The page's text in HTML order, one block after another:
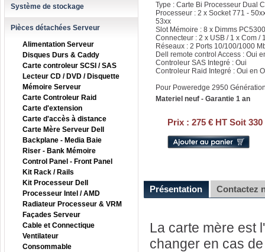
Système de stockage
Pièces détachées Serveur
Alimentation Serveur
Disques Durs & Caddy
Carte controleur SCSI / SAS
Lecteur CD / DVD / Disquette
Mémoire Serveur
Carte Controleur Raid
Carte d'extension
Carte d'accès à distance
Carte Mère Serveur Dell
Backplane - Media Baie
Riser - Bank Mémoire
Control Panel - Front Panel
Kit Rack / Rails
Kit Processeur Dell
Processeur Intel / AMD
Radiateur Processeur & VRM
Façades Serveur
Cable et Connectique
Ventilateur
Consommable
Type : Carte Bi Processeur Dual
Processeur : 2 x Socket 771 -
53xx
Slot Mémoire : 8 x Dimms
Connecteur : 2 x USB / 1 x Com /
Réseaux : 2 Ports 10/100/1000
Dell remote control Access : Oui
Controleur SAS Integré : Oui
Controleur Raid Integré : Oui en
Pour Poweredge 2950
Materiel neuf - Garantie 1 an
Prix : 275 € HT Soit 330
Présentation Contactez
La carte mère est
changer en cas